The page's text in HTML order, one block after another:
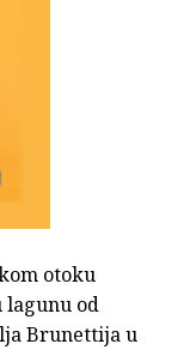
otoku
lagunu od
Brunettija u